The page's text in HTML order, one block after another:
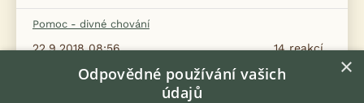
Pomoc - divné chování
14reakcí
22.9.2018 08:56
Papoušek vyvrhuje potravu
×
Odpovědné používání vašich
údajů